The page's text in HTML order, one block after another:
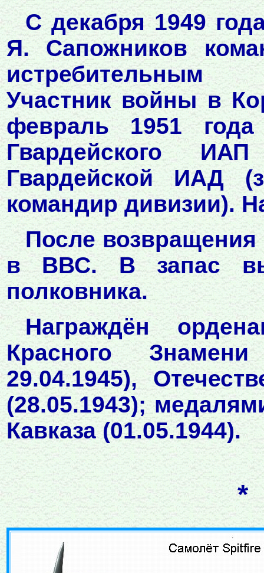
С декабря 1949
Я. Сапожников
истребительным
Участник войны в
февраль 1951
Гвардейского
Гвардейской ИАД
командир дивизии).
После
в ВВС. В запас
полковника.
Награждён
Красного Знамени
29.04.1945),
(28.05.1943);
Кавказа (01.05.1944).